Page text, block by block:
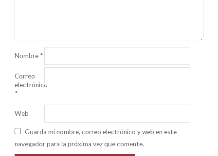
Nombre *
Correo
electrónico
*
Web
Guarda mi nombre, correo electrónico y web en este
navegador para la próxima vez que comente.